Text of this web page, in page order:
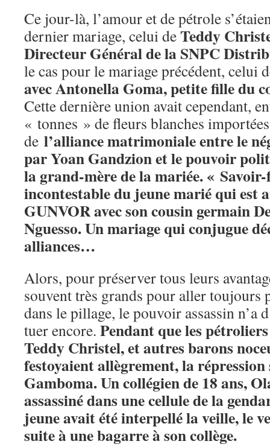
Ce jour-là, l’amour et de pétrole
dernier mariage, celui deTeddy
Directeur Général de la SNPC
le cas pour le mariage précédent, celui
avec Antonella Goma, petite fille du
Cette dernière union avait cependant,
« tonnes » de fleurs blanches
de l’alliance matrimoniale entre le
par Yoan Gandzion et le pouvoir
la grand-mère de la mariée. «
incontestable du jeune marié qui est
GUNVOR avec son cousin germain
Nguesso. Un mariage qui conjugue
alliances…
Alors, pour préserver tous leurs
souvent très grands pour aller toujours
dans le pillage, le pouvoir assassin n’a
tuer encore. Pendant que les
Teddy Christel, et autres barons
festoyaient allègrement, la répression
Gamboma. Un collégien de 18 ans,
assassiné dans une cellule de la
jeune avait été interpellé la veille, le
suite à une bagarre à son collège.